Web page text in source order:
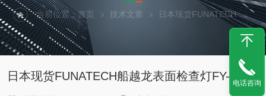
当前位置：首页 技术文章 日本现货FUNATECH船越龙表面检查灯FY-18L
日本现货FUNATECH船越龙表面检查灯FY-18L
电话咨询